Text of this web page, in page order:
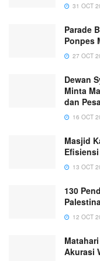
31 OCT
Parade
Ponpes
27 OCT
Dewan
Minta
dan
16 OCT
Masjid
13 OCT
130
12 OCT
Akurasi